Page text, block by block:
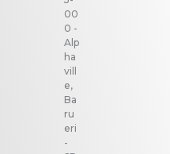
00
0 -
Alp
ha
vill
e,
Ba
ru
eri
-